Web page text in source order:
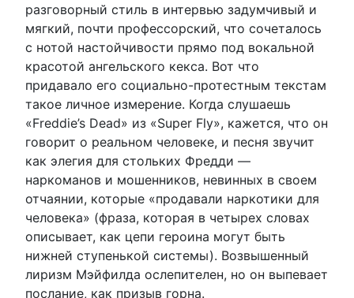
разговорный стиль в интервью задумчивый и
мягкий, почти профессорский, что сочеталось
с нотой настойчивости прямо под вокальной
красотой ангельского кекса. Вот что
придавало его социально-протестным текстам
такое личное измерение. Когда слушаешь
«Freddie’s Dead» из «Super Fly», кажется, что он
говорит о реальном человеке, и песня звучит
как элегия для стольких Фредди —
наркоманов и мошенников, невинных в своем
отчаянии, которые «продавали наркотики для
человека» (фраза, которая в четырех словах
описывает, как цепи героина могут быть
нижней ступенькой системы). Возвышенный
лиризм Мэйфилда ослепителен, но он выпевает
послание, как призыв горна.